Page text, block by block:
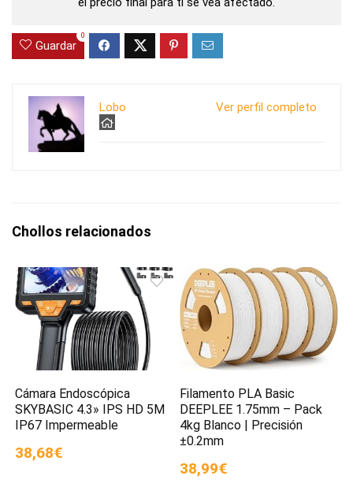
Guardar
0
Ver perfil completo
Lobo
Chollos relacionados
Cámara Endoscópica
SKYBASIC 4.3» IPS HD 5M
IP67 Impermeable
38,68€
Filamento PLA Basic
DEEPLEE 1.75mm – Pack
4kg Blanco | Precisión
±0.2mm
38,99€